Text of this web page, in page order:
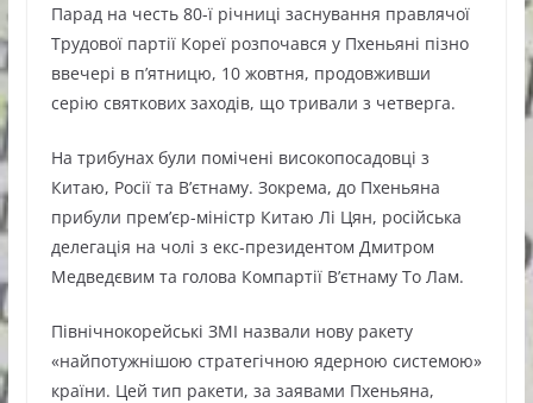
Парад на честь 80-ї річниці заснування правлячої
Трудової партії Кореї розпочався у Пхеньяні пізно
ввечері в п’ятницю, 10 жовтня, продовживши
серію святкових заходів, що тривали з четверга.
На трибунах були помічені високопосадовці з
Китаю, Росії та В’єтнаму. Зокрема, до Пхеньяна
прибули прем’єр-міністр Китаю Лі Цян, російська
делегація на чолі з екс-президентом Дмитром
Медведєвим та голова Компартії В’єтнаму То Лам.
Північнокорейські ЗМІ назвали нову ракету
«найпотужнішою стратегічною ядерною системою»
країни. Цей тип ракети, за заявами Пхеньяна,